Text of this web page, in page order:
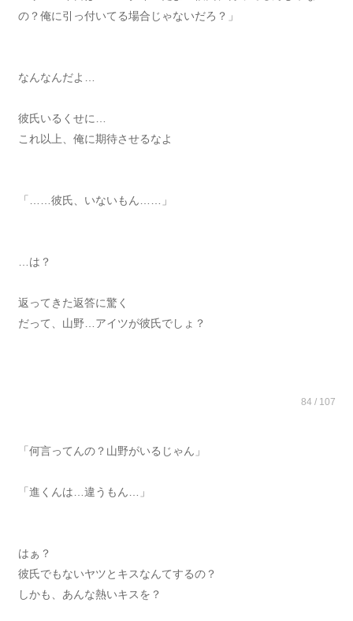
の？俺に引っ付いてる場合じゃないだろ？」
なんなんだよ…
彼氏いるくせに…
これ以上、俺に期待させるなよ
「……彼氏、いないもん……」
…は？
返ってきた返答に驚く
だって、山野…アイツが彼氏でしょ？
84 / 107
「何言ってんの？山野がいるじゃん」
「進くんは…違うもん…」
はぁ？
彼氏でもないヤツとキスなんてするの？
しかも、あんな熱いキスを？